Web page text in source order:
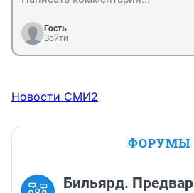
Гость
Войти
Новости СМИ2
ФОРУМЫ
Бильярд.